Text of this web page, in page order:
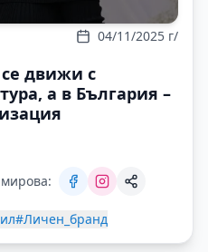
04/11/2025 г/
движи с
а в България –
#Личен_бранд